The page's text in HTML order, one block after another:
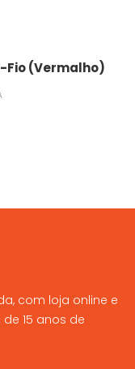
Fio (Vermalho)
com loja online e
15 anos de